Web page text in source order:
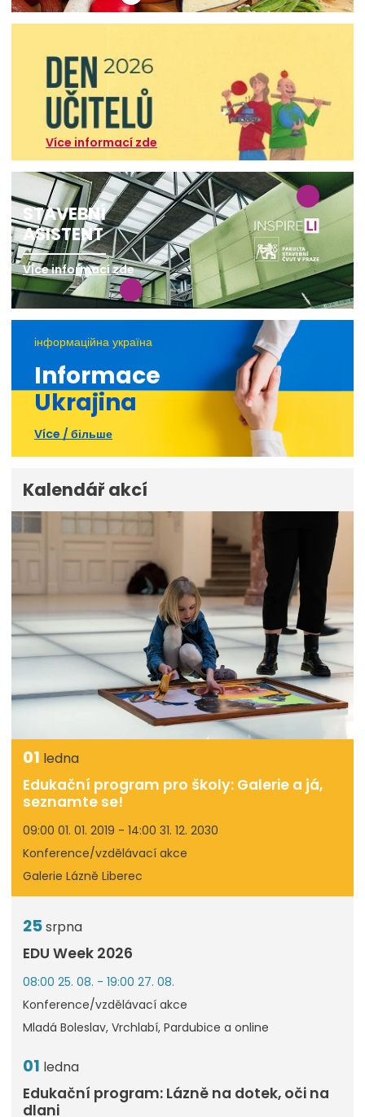
Více informací zde
STAVEBNÍ
ASISTENT
Více informací zde
інформаційна україна
Informace
Ukrajina
Více / більше
Kalendář akcí
01 ledna
Edukační program pro školy: Galerie a já,
seznamte se!
09:00 01. 01. 2019 - 14:00 31. 12. 2030
Konference/vzdělávací akce
Galerie Lázně Liberec
25srpna
EDU Week 2026
08:00 25. 08. - 19:00 27. 08.
Konference/vzdělávací akce
Mladá Boleslav, Vrchlabí, Pardubice a online
01 ledna
Edukační program: Lázně na dotek, oči na
dlani